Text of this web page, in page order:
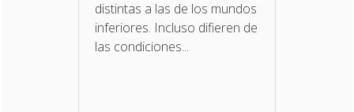
distintas a las de los mundos
inferiores. Incluso difieren de
las condiciones...